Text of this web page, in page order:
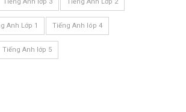
Anh Lớp 1 Tiếng Anh lóp 4
Tiếng Anh lớp 5